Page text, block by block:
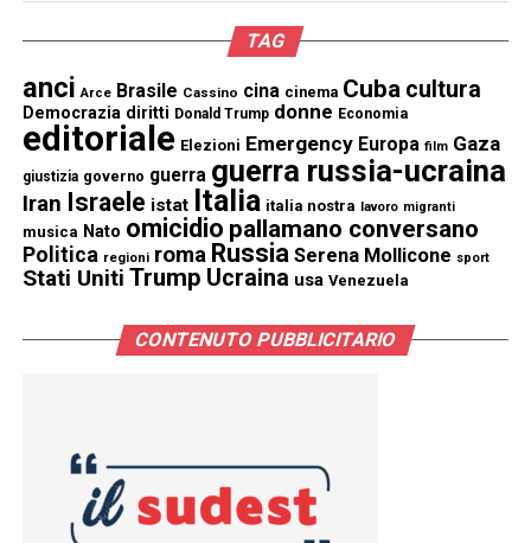
TAG
anci Arce Brasile Cassino cina cinema Cuba cultura
Democrazia diritti Donald Trump donne Economia
editoriale Elezioni Emergency Europa film Gaza
giustizia governo guerra guerra russia-ucraina
Iran Israele istat Italia italia nostra lavoro migranti
musica Nato omicidio pallamano conversano
Politica regioni roma Russia Serena Mollicone sport
Stati Uniti Trump Ucraina usa Venezuela
CONTENUTO PUBBLICITARIO